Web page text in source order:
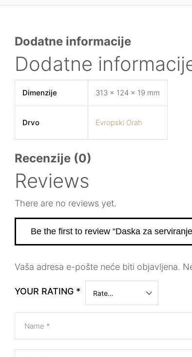
Dodatne informacije
Dodatne
Dimenzije 313 × 124 × 19 mm
Drvo Evropski Orah
Recenzije (0)
Reviews
There are no reviews yet.
Be the first to review “Daska za
Vaša adresa e-pošte neće biti objavljena.
YOUR RATING *
Name *